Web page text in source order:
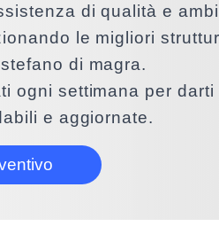
di qualità e
le migliori
di magra.
ogni settimana per darti
e aggiornate.